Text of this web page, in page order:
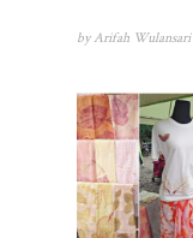
by Arifah Wulansari